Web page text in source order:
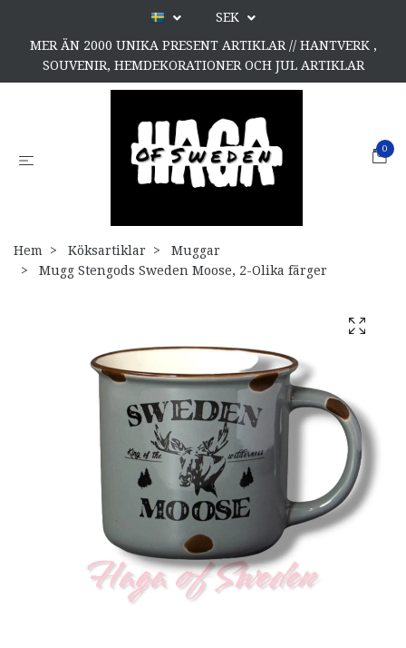
SEK
MER ÄN 2000 UNIKA PRESENT ARTIKLAR // HANTVERK ,
SOUVENIR, HEMDEKORATIONER OCH JUL ARTIKLAR
0
Hem Köksartiklar
Muggar
Mugg Stengods Sweden Moose, 2-Olika färger